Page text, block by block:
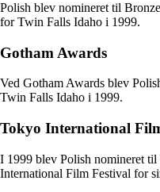
Polish blev nomineret til
for Twin Falls Idaho i 1999.
Gotham Awards
Ved Gotham Awards blev
Twin Falls Idaho i 1999.
Tokyo International
I 1999 blev Polish nomineret
International Film Festival for